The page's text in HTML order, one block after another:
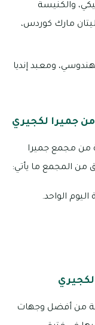
والكنيسة
مارك كوردس،
ومعبد إنديا
جميرا لكجيري
من مجمع جميرا
من المجمع ما يأتي:
الواحد.
من أفضل وجهات